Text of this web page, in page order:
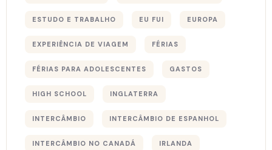
ESTUDO E TRABALHO EU FUI EUROPA
EXPERIÊNCIA DE VIAGEM FÉRIAS
FÉRIAS PARA ADOLESCENTES GASTOS
HIGH SCHOOL INGLATERRA
INTERCÂMBIO INTERCÂMBIO DE ESPANHOL
INTERCÂMBIO NO CANADÁ IRLANDA